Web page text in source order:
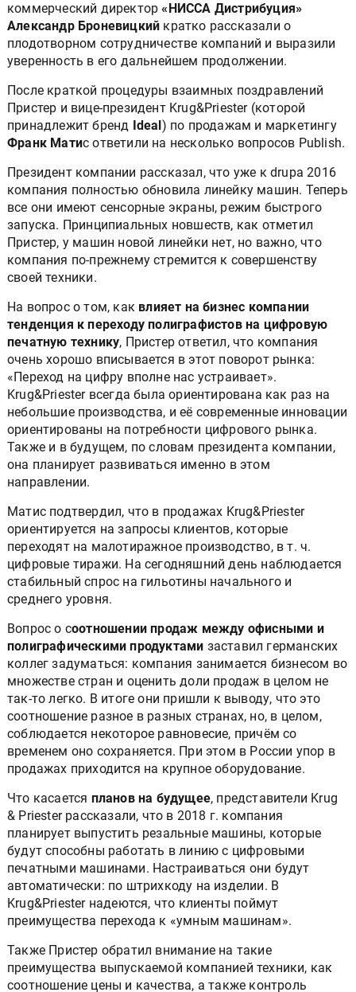
коммерческий директор«НИССА Дистрибуция»
Александр Броневицкий кратко рассказали о
плодотворном сотрудничестве компаний и выразили
уверенность в его дальнейшем продолжении.
После краткой процедуры взаимных поздравлений
Пристер и вице-президент Krug&Priester (которой
принадлежит бренд Ideal) по продажам и маркетингу
Франк Матис ответили на несколько вопросов Publish.
Президент компании рассказал, что уже к drupa 2016
компания полностью обновила линейку машин. Теперь
все они имеют сенсорные экраны, режим быстрого
запуска. Принципиальных новшеств, как отметил
Пристер, у машин новой линейки нет, но важно, что
компания по-прежнему стремится к совершенству
своей техники.
На вопрос о том, как влияет на бизнес компании
тенденция к переходу полиграфистов на цифровую
печатную технику, Пристер ответил, что компания
очень хорошо вписывается в этот поворот рынка:
«Переход на цифру вполне нас устраивает».
Krug&Priester всегда была ориентирована как раз на
небольшие производства, и её современные инновации
ориентированы на потребности цифрового рынка.
Также и в будущем, по словам президента компании,
она планирует развиваться именно в этом
направлении.
Матис подтвердил, что в продажах Krug&Priester
ориентируется на запросы клиентов, которые
переходят на малотиражное производство, в т. ч.
цифровые тиражи. На сегодняшний день наблюдается
стабильный спрос на гильотины начального и
среднего уровня.
Вопрос о соотношении продаж между офисными и
полиграфическими продуктами заставил германских
коллег задуматься: компания занимается бизнесом во
множестве стран и оценить доли продаж в целом не
так-то легко. В итоге они пришли к выводу, что это
соотношение разное в разных странах, но, в целом,
соблюдается некоторое равновесие, причём со
временем оно сохраняется. При этом в России упор в
продажах приходится на крупное оборудование.
Что касается планов на будущее, представители Krug
& Priester рассказали, что в 2018 г. компания
планирует выпустить резальные машины, которые
будут способны работать в линию с цифровыми
печатными машинами. Настраиваться они будут
автоматически: по штрихкоду на изделии. В
Krug&Priester надеются, что клиенты поймут
преимущества перехода к «умным машинам».
Также Пристер обратил внимание на такие
преимущества выпускаемой компанией техники, как
соотношение цены и качества, а также контроль